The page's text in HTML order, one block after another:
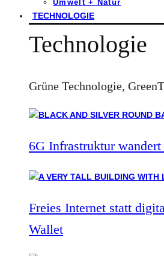
Umwelt + Natur
TECHNOLOGIE
Technologie
Grüne Technologie,
6G Infrastruktur
Freies Internet statt
Wallet